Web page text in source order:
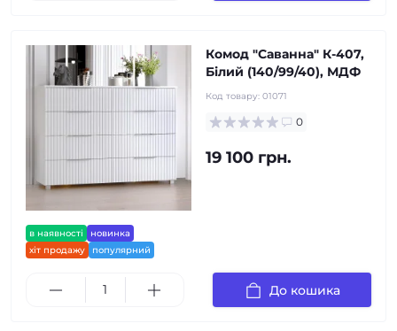
в наявності
новинка
хіт продажу
популярний
Комод "Саванна" К-407,
Білий (140/99/40), МДФ
Код товару: 01071
0
19 100 грн.
До кошика